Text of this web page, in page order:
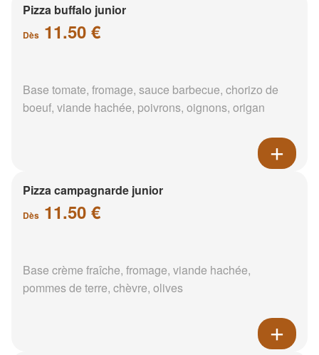
Pizza buffalo junior
Dès 11.50 €
Base tomate, fromage, sauce barbecue, chorizo de
boeuf, viande hachée, poivrons, oignons, origan
Pizza campagnarde junior
Dès 11.50 €
Base crème fraîche, fromage, viande hachée,
pommes de terre, chèvre, olives